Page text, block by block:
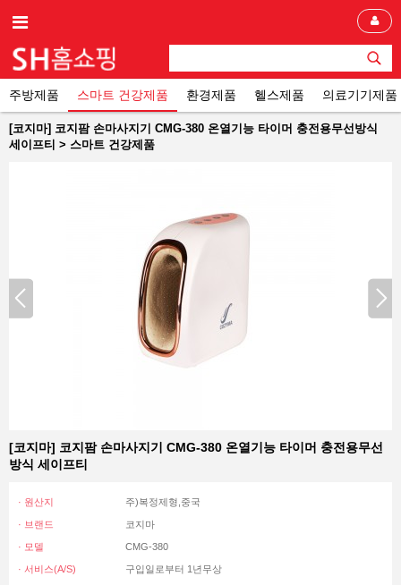
주방제품 스마트 건강제품 환경제품 헬스제품 의료기기제품
[코지마] 코지팜 손마사지기 CMG-380 온열기능 타이머 충전용무선방식
세이프티 > 스마트 건강제품
[코지마] 코지팜 손마사지기 CMG-380 온열기능 타이머 충전용무선
방식 세이프티
· 원산지 주)복정제형,중국
· 브랜드 코지마
· 모델 CMG-380
· 서비스(A/S) 구입일로부터 1년무상